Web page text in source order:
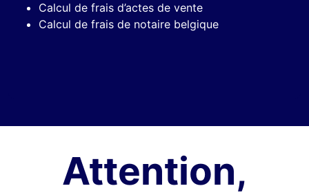
Calcul de frais d’actes de vente
Calcul de frais de notaire belgique
Attention,